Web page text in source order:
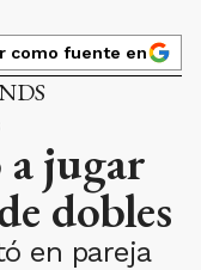
como fuente en
jugar
dobles
en pareja